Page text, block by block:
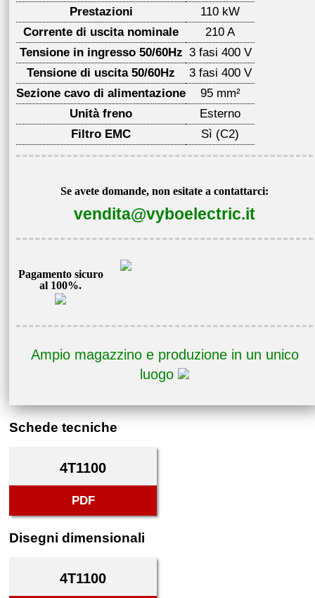
Prestazioni
110 kW
Corrente di uscita nominale
210 A
Tensione in ingresso 50/60Hz 3 fasi 400 V
Tensione di uscita 50/60Hz
3 fasi 400 V
Sezione cavo di alimentazione
95 mm²
Unità freno
Esterno
Filtro EMC
Sì (C2)
Se avete domande, non esitate a contattarci:
vendita@vyboelectric.it
Pagamento sicuro
al 100%.
Ampio magazzino e produzione in un unico
luogo
Schede tecniche
4T1100
PDF
Disegni dimensionali
4T1100